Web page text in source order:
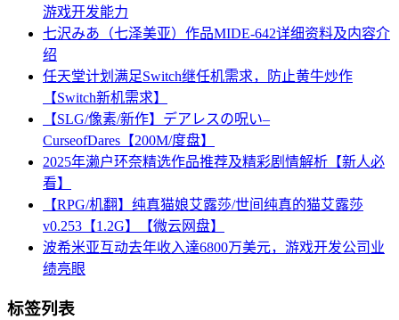
游戏开发能力
七沢みあ（七泽美亚）作品MIDE-642详细资料及内容介
绍
任天堂计划满足Switch继任机需求，防止黄牛炒作
【Switch新机需求】
【SLG/像素/新作】デアレスの呪い–
CurseofDares【200M/度盘】
2025年濑户环奈精选作品推荐及精彩剧情解析【新人必
看】
【RPG/机翻】纯真猫娘艾露莎/世间纯真的猫艾露莎
v0.253【1.2G】【微云网盘】
波希米亚互动去年收入達6800万美元，游戏开发公司业
绩亮眼
标签列表